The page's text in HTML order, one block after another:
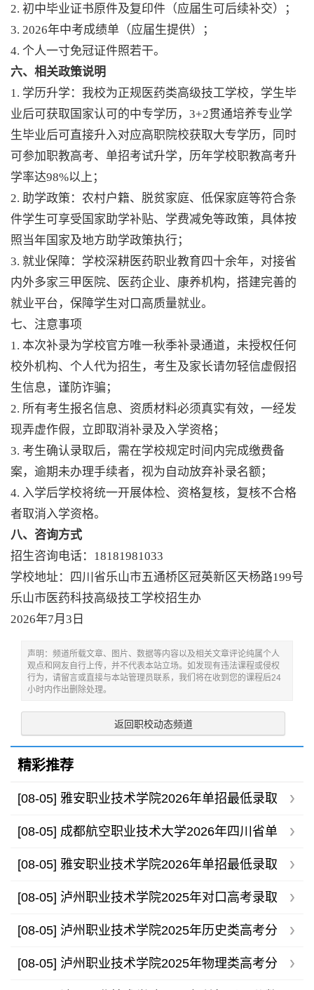
2. 初中毕业证书原件及复印件（应届生可后续补交）；
3. 2026年中考成绩单（应届生提供）；
4. 个人一寸免冠证件照若干。
六、相关政策说明
1. 学历升学：我校为正规医药类高级技工学校，学生毕
业后可获取国家认可的中专学历，3+2贯通培养专业学
生毕业后可直接升入对应高职院校获取大专学历，同时
可参加职教高考、单招考试升学，历年学校职教高考升
学率达98%以上；
2. 助学政策：农村户籍、脱贫家庭、低保家庭等符合条
件学生可享受国家助学补贴、学费减免等政策，具体按
照当年国家及地方助学政策执行；
3. 就业保障：学校深耕医药职业教育四十余年，对接省
内外多家三甲医院、医药企业、康养机构，搭建完善的
就业平台，保障学生对口高质量就业。
七、注意事项
1. 本次补录为学校官方唯一秋季补录通道，未授权任何
校外机构、个人代为招生，考生及家长请勿轻信虚假招
生信息，谨防诈骗；
2. 所有考生报名信息、资质材料必须真实有效，一经发
现弄虚作假，立即取消补录及入学资格；
3. 考生确认录取后，需在学校规定时间内完成缴费备
案，逾期未办理手续者，视为自动放弃补录名额；
4. 入学后学校将统一开展体检、资格复核，复核不合格
者取消入学资格。
八、咨询方式
招生咨询电话：18181981033
学校地址：四川省乐山市五通桥区冠英新区天杨路199号
乐山市医药科技高级技工学校招生办
2026年7月3日
声明：频道所载文章、图片、数据等内容以及相关文章评论纯属个人
观点和网友自行上传，并不代表本站立场。如发现有违法课程或侵权
行为，请留言或直接与本站管理员联系，我们将在收到您的课程后24
小时内作出删除处理。
返回职校动态频道
精彩推荐
[08-05] 雅安职业技术学院2026年单招最低录取
分数线
[08-05] 成都航空职业技术大学2026年四川省单
招录取分数线
[08-05] 雅安职业技术学院2026年单招最低录取
分数线
[08-05] 泸州职业技术学院2025年对口高考录取
分数线
[08-05] 泸州职业技术学院2025年历史类高考分
专业录取分数线
[08-05] 泸州职业技术学院2025年物理类高考分